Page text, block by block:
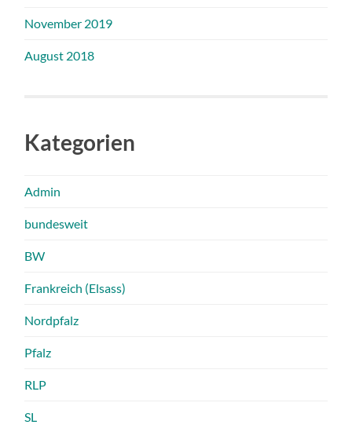
November 2019
August 2018
Kategorien
Admin
bundesweit
BW
Frankreich (Elsass)
Nordpfalz
Pfalz
RLP
SL